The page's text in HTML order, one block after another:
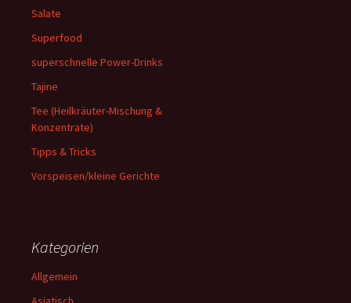
Salate
Superfood
superschnelle Power-Drinks
Tajine
Tee (Heilkräuter-Mischung &
Konzentrate)
Tipps & Tricks
Vorspeisen/kleine Gerichte
Kategorien
Allgemein